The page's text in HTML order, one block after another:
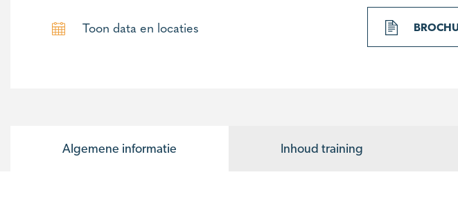
Toon data en locaties
Algemene informatie Inhoud training